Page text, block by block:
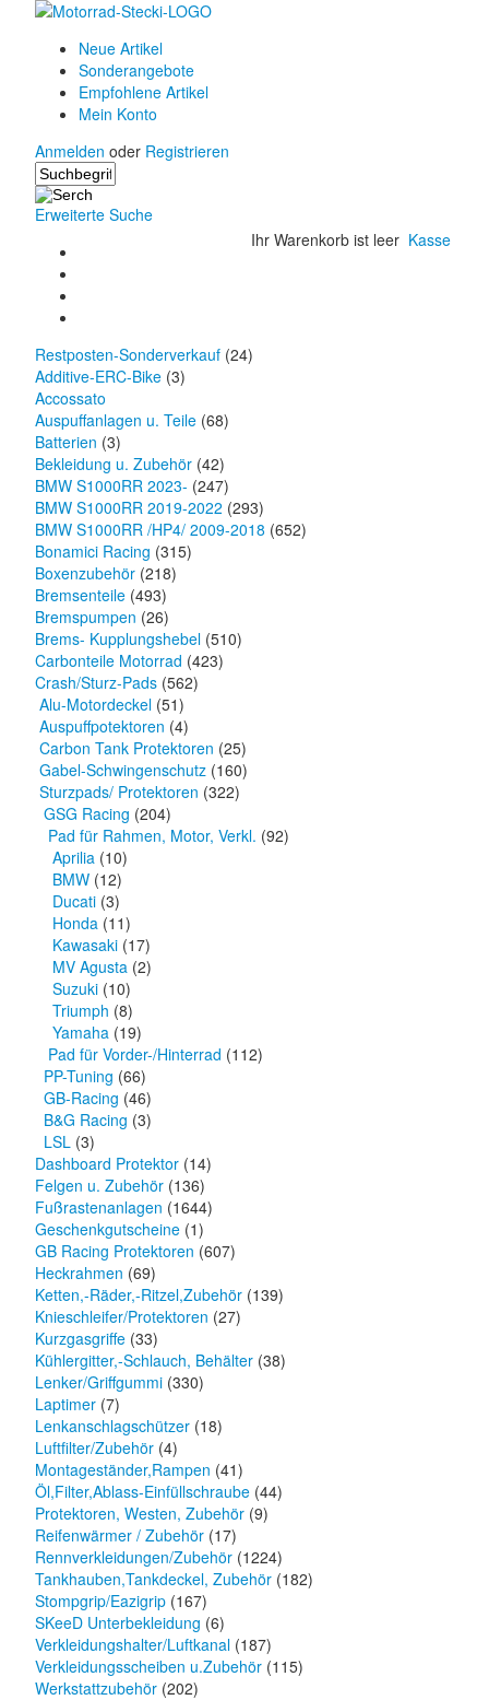
Neue Artikel
Sonderangebote
Empfohlene Artikel
Mein Konto
Anmelden oder Registrieren
Erweiterte Suche
Ihr Warenkorb ist leer Kasse
Restposten-Sonderverkauf (24)
Additive-ERC-Bike (3)
Accossato
Auspuffanlagen u. Teile (68)
Batterien (3)
Bekleidung u. Zubehör (42)
BMW S1000RR 2023- (247)
BMW S1000RR 2019-2022 (293)
BMW S1000RR /HP4/ 2009-2018 (652)
Bonamici Racing (315)
Boxenzubehör (218)
Bremsenteile (493)
Bremspumpen (26)
Brems- Kupplungshebel (510)
Carbonteile Motorrad (423)
Crash/Sturz-Pads (562)
Alu-Motordeckel (51)
Auspuffpotektoren (4)
Carbon Tank Protektoren (25)
Gabel-Schwingenschutz (160)
Sturzpads/ Protektoren (322)
GSG Racing (204)
Pad für Rahmen, Motor, Verkl. (92)
Aprilia (10)
BMW (12)
Ducati (3)
Honda (11)
Kawasaki (17)
MV Agusta (2)
Suzuki (10)
Triumph (8)
Yamaha (19)
Pad für Vorder-/Hinterrad (112)
PP-Tuning (66)
GB-Racing (46)
B&G Racing (3)
LSL (3)
Dashboard Protektor (14)
Felgen u. Zubehör (136)
Fußrastenanlagen (1644)
Geschenkgutscheine (1)
GB Racing Protektoren (607)
Heckrahmen (69)
Ketten,-Räder,-Ritzel,Zubehör (139)
Knieschleifer/Protektoren (27)
Kurzgasgriffe (33)
Kühlergitter,-Schlauch, Behälter (38)
Lenker/Griffgummi (330)
Laptimer (7)
Lenkanschlagschützer (18)
Luftfilter/Zubehör (4)
Montageständer,Rampen (41)
Öl,Filter,Ablass-Einfüllschraube (44)
Protektoren, Westen, Zubehör (9)
Reifenwärmer / Zubehör (17)
Rennverkleidungen/Zubehör (1224)
Tankhauben,Tankdeckel, Zubehör (182)
Stompgrip/Eazigrip (167)
SKeeD Unterbekleidung (6)
Verkleidungshalter/Luftkanal (187)
Verkleidungsscheiben u.Zubehör (115)
Werkstattzubehör (202)